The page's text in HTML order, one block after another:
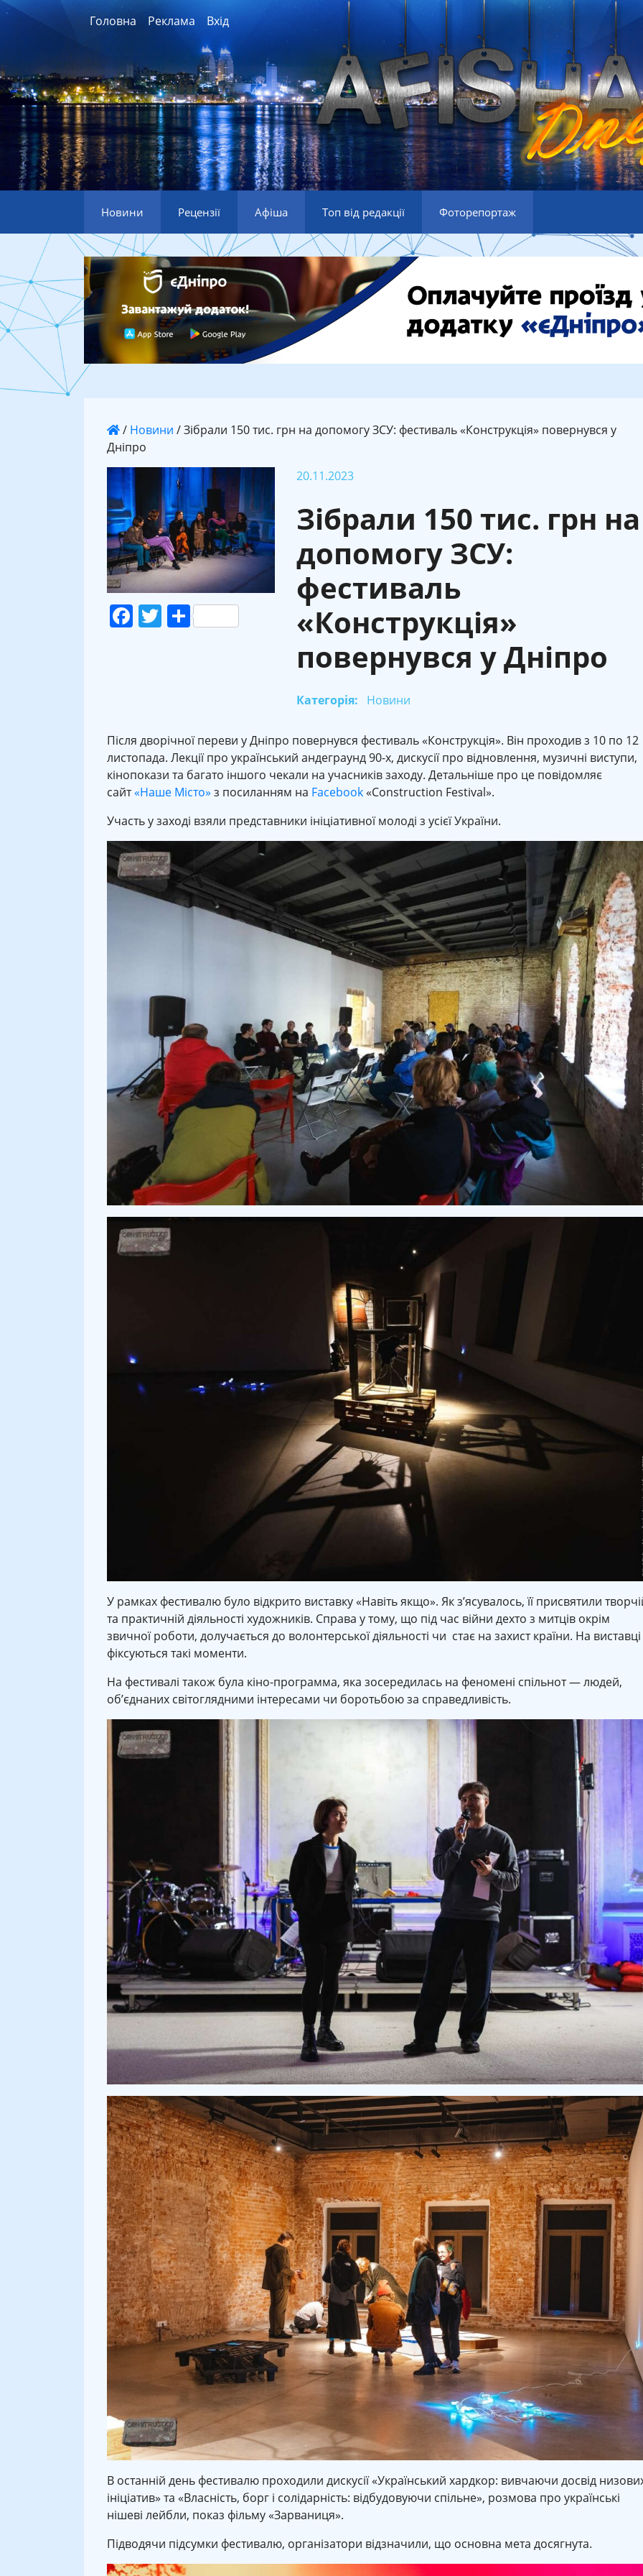
Головна Реклама Вхід
Новини Рецензії Афіша Топ від редакції Фоторепортаж
/ Новини /Зібрали 150 тис. грн на допомогу ЗСУ: фестиваль «Конструкція» повернувся у
Дніпро
Facebook
Twitter
Поділитися
20.11.2023
Зібрали 150 тис. грн на
допомогу ЗСУ:
фестиваль
«Конструкція»
повернувся у Дніпро
Категорія: Новини
Після дворічної переви у Дніпро повернувся фестиваль «Конструкція». Він проходив з 10 по 12
листопада. Лекції про український андеграунд 90-х, дискусії про відновлення, музичні виступи,
кінопокази та багато іншого чекали на учасників заходу. Детальніше про це повідомляє
сайт«Наше Місто» з посиланням на Facebook «Construction Festival».
Участь у заході взяли представники ініціативної молоді з усієї України.
У рамках фестивалю було відкрито виставку «Навіть якщо». Як з’ясувалось, її присвятили
та практичній діяльності художників. Справа у тому, що під час війни дехто з митців окрім
звичної роботи, долучається до волонтерської діяльності чи стає на захист країни. На виставці
фіксуються такі моменти.
На фестивалі також була кіно-программа, яка зосередилась на феномені спільнот — людей,
об’єднаних світоглядними інтересами чи боротьбою за справедливість.
В останній день фестивалю проходили дискусії «Український хардкор: вивчаючи досвід
ініціатив» та «Власність, борг і солідарність: відбудовуючи спільне», розмова про українські
нішеві лейбли, показ фільму «Зарваниця».
Підводячи підсумки фестивалю, організатори відзначили, що основна мета досягнута.